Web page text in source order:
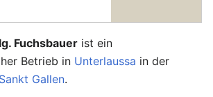
Fuchsbauer ist ein
Betrieb in Unterlaussa in der
Sankt Gallen.